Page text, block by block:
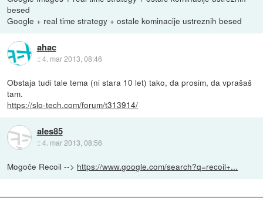
besed
Google + real time strategy + ostale kominacije ustreznih besed
ahac
::4. mar 2013, 08:46
Obstaja tudi tale tema (ni stara 10 let) tako, da prosim, da vprašaš
tam.
https://slo-tech.com/forum/t313914/
ales85
::4. mar 2013, 08:56
Mogoče Recoil --> https://www.google.com/search?q=recoil+...